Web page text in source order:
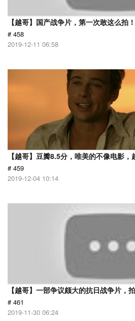
【越哥】国产战争片，第一次敢这么拍
# 458
2019-12-11 06:58
【越哥】豆瓣8.5分，唯美的不像电影，
# 459
2019-12-04 10:14
【越哥】一部争议颇大的抗日战争片，
# 461
2019-11-30 06:24